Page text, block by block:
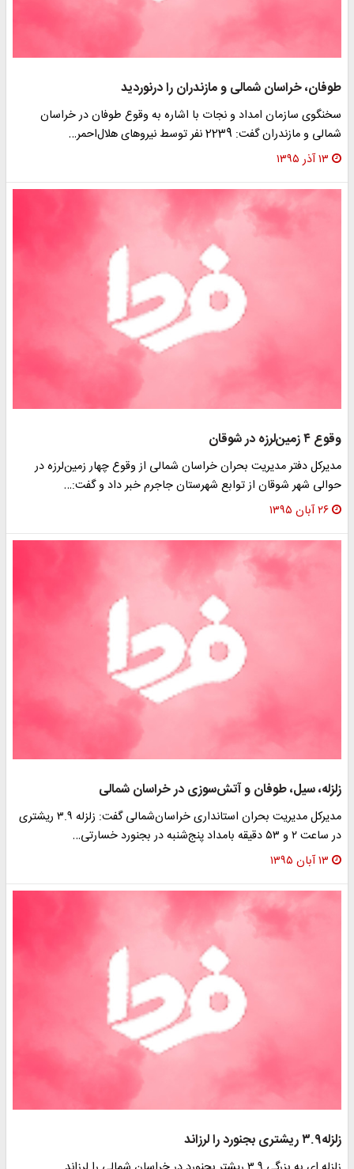
طوفان، خراسان شمالی و مازندران را درنوردید
سخنگوی سازمان امداد و نجات با اشاره به وقوع طوفان در خراسان
شمالی و مازندران گفت: 2239 نفر توسط نیروهای هلال‌احمر…
۱۳ آذر ۱۳۹۵
وقوع ۴ زمین‌لرزه در شوقان
مدیرکل دفتر مدیریت بحران خراسان شمالی از وقوع چهار زمین‌لرزه در
حوالی شهر شوقان از توابع شهرستان جاجرم خبر داد و گفت:…
۲۶ آبان ۱۳۹۵
زلزله، سیل، طوفان و آتش‌سوزی در خراسان شمالی
مدیرکل مدیریت بحران استانداری خراسان‌شمالی گفت: زلزله ۳.۹ ریشتری
در ساعت ۲ و ۵۳ دقیقه بامداد پنج‌شنبه در بجنورد خسارتی…
۱۳ آبان ۱۳۹۵
زلزله۳.۹ ریشتری بجنورد را لرزاند